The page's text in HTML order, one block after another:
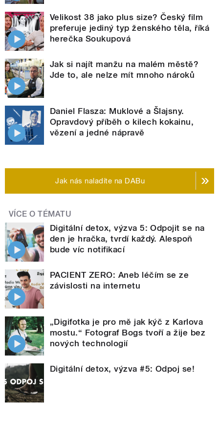
Velikost 38 jako plus size? Český film
preferuje jediný typ ženského těla, říká
herečka Soukupová
Jak si najít manžu na malém městě?
Jde to, ale nelze mít mnoho nároků
Daniel Flasza: Muklové a Šlajsny.
Opravdový příběh o kilech kokainu,
vězení a jedné nápravě
Jak nás naladíte na DABu
VÍCE O TÉMATU
Digitální detox, výzva 5: Odpojit se na
den je hračka, tvrdí každý. Alespoň
bude víc notifikací
PACIENT ZERO: Aneb léčím se ze
závislosti na internetu
„Digifotka je pro mě jak kýč z Karlova
mostu.“ Fotograf Bogs tvoří a žije bez
nových technologií
Digitální detox, výzva #5: Odpoj se!